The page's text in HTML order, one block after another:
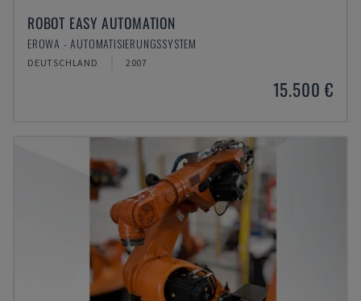
ROBOT EASY AUTOMATION
EROWA - AUTOMATISIERUNGSSYSTEM
DEUTSCHLAND 2007
15.500 €